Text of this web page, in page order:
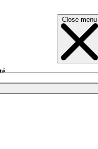
Close menu